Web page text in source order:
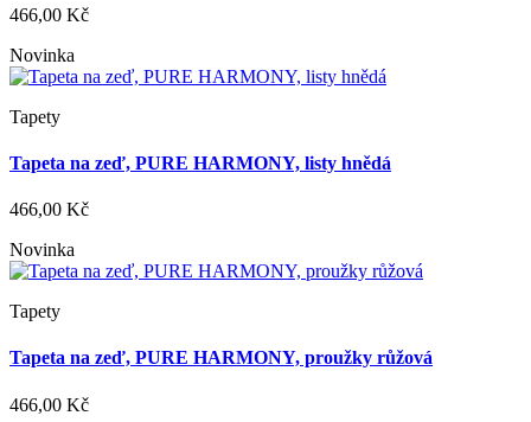
466,00 Kč
Novinka
Tapety
Tapeta na zeď, PURE HARMONY, listy hnědá
466,00 Kč
Novinka
Tapety
Tapeta na zeď, PURE HARMONY, proužky růžová
466,00 Kč